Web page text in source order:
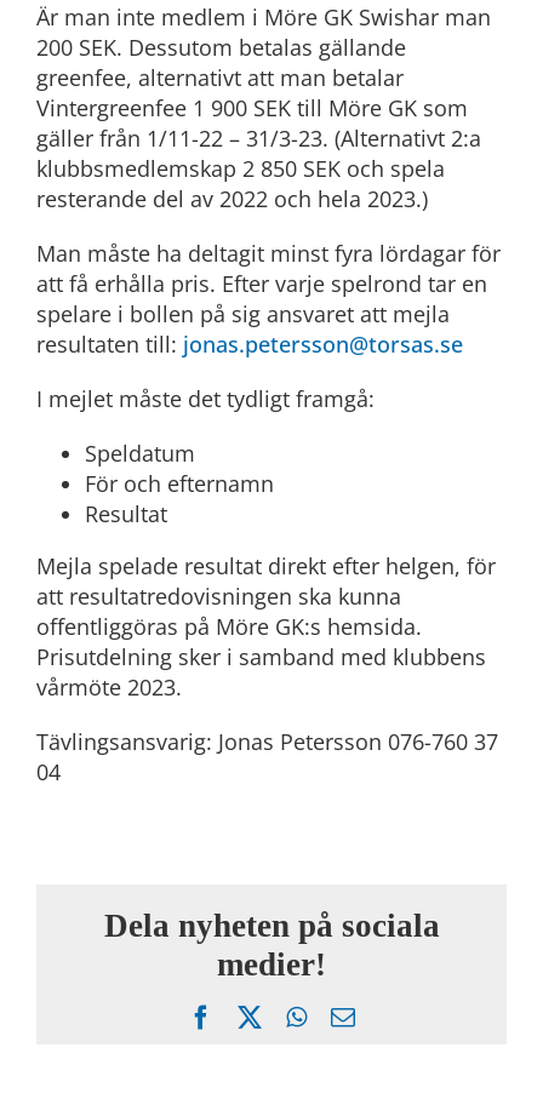
Är man inte medlem i Möre GK Swishar man
200 SEK. Dessutom betalas gällande
greenfee, alternativt att man betalar
Vintergreenfee 1 900 SEK till Möre GK som
gäller från 1/11-22 – 31/3-23. (Alternativt 2:a
klubbsmedlemskap 2 850 SEK och spela
resterande del av 2022 och hela 2023.)
Man måste ha deltagit minst fyra lördagar för
att få erhålla pris. Efter varje spelrond tar en
spelare i bollen på sig ansvaret att mejla
resultaten till: jonas.petersson@torsas.se
I mejlet måste det tydligt framgå:
Speldatum
För och efternamn
Resultat
Mejla spelade resultat direkt efter helgen, för
att resultatredovisningen ska kunna
offentliggöras på Möre GK:s hemsida.
Prisutdelning sker i samband med klubbens
vårmöte 2023.
Tävlingsansvarig: Jonas Petersson 076-760 37
04
Dela nyheten på sociala
medier!
FacebookWhatsApp
Email